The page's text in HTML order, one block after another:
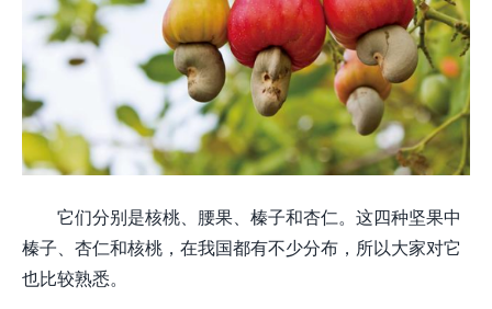
它们分别是核桃、腰果、榛子和杏仁。这四种坚果中
榛子、杏仁和核桃，在我国都有不少分布，所以大家对它
也比较熟悉。